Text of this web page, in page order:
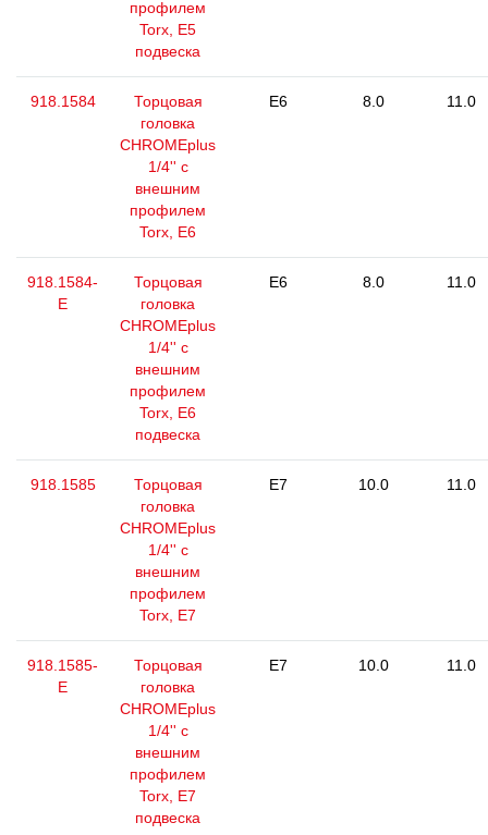
профилем
Torx, E5
подвеска
918.1584
Торцовая
головка
CHROMEplus
1/4'' с
внешним
профилем
Torx, E6
E6 8.0 11.0
918.1584-
E
Торцовая
головка
CHROMEplus
1/4'' с
внешним
профилем
Torx, E6
подвеска
E6 8.0 11.0
918.1585
Торцовая
головка
CHROMEplus
1/4'' с
внешним
профилем
Torx, E7
E7 10.0 11.0
918.1585-
E
Торцовая
головка
CHROMEplus
1/4'' с
внешним
профилем
Torx, E7
подвеска
E7 10.0 11.0